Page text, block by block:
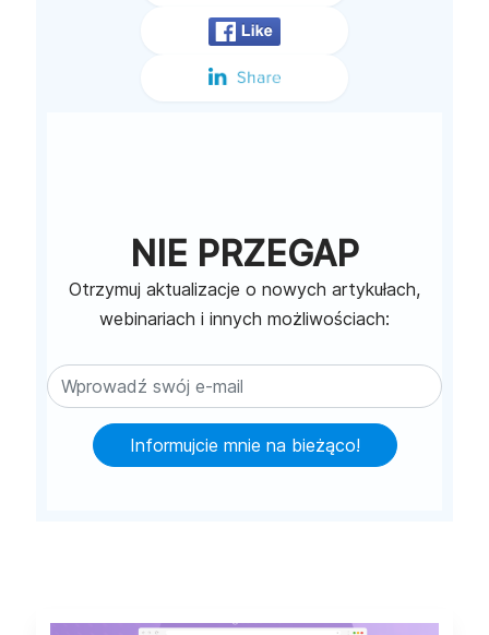
NIE PRZEGAP
Otrzymuj aktualizacje o nowych artykułach,
webinariach i innych możliwościach:
Informujcie mnie na bieżąco!